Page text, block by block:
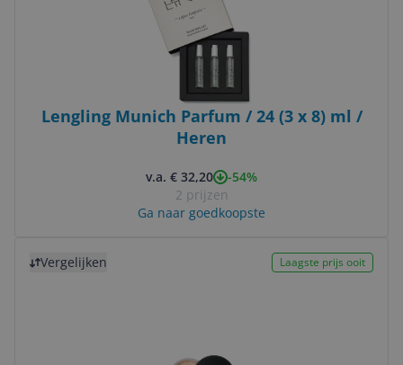
Lengling Munich Parfum / 24 (3 x 8) ml /
Heren
v.a. € 32,20
-54%
2 prijzen
Ga naar goedkoopste
Vergelijken Laagste prijs ooit